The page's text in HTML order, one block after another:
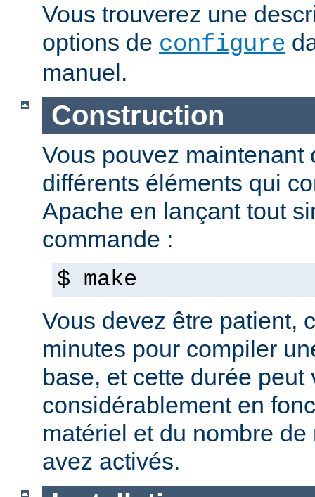
Vous trouverez une
options de configure
manuel.
Construction
Vous pouvez maintenant
différents éléments qui
Apache en lançant tout
commande :
$ make
Vous devez être patient,
minutes pour compiler
base, et cette durée peut
considérablement en
matériel et du nombre
avez activés.